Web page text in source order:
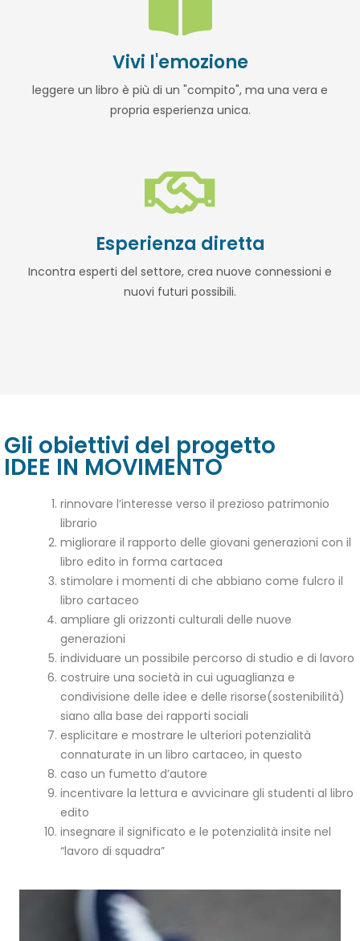
Vivi l'emozione
leggere un libro è più di un "compito", ma una vera e
propria esperienza unica.
Esperienza diretta
Incontra esperti del settore, crea nuove connessioni e
nuovi futuri possibili.
Gli obiettivi del progetto
IDEE IN MOVIMENTO
rinnovare l’interesse verso il prezioso patrimonio
librario
migliorare il rapporto delle giovani generazioni con il
libro edito in forma cartacea
stimolare i momenti di che abbiano come fulcro il
libro cartaceo
ampliare gli orizzonti culturali delle nuove
generazioni
individuare un possibile percorso di studio e di lavoro
costruire una società in cui uguaglianza e
condivisione delle idee e delle risorse(sostenibilità)
siano alla base dei rapporti sociali
esplicitare e mostrare le ulteriori potenzialità
connaturate in un libro cartaceo, in questo
caso un fumetto d’autore
incentivare la lettura e avvicinare gli studenti al libro
edito
insegnare il significato e le potenzialità insite nel
“lavoro di squadra”